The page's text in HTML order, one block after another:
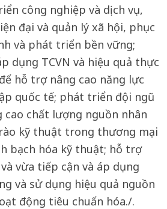
công nghiệp và dịch vụ,
đại và quản lý xã hội, phục
và phát triển bền vững;
dụng TCVN và hiệu quả thực
hỗ trợ nâng cao năng lực
quốc tế; phát triển đội ngũ
cao chất lượng nguồn nhân
kỹ thuật trong thương mại
bạch hóa kỹ thuật; hỗ trợ
vừa tiếp cận và áp dụng
và sử dụng hiệu quả nguồn
động tiêu chuẩn hóa./.